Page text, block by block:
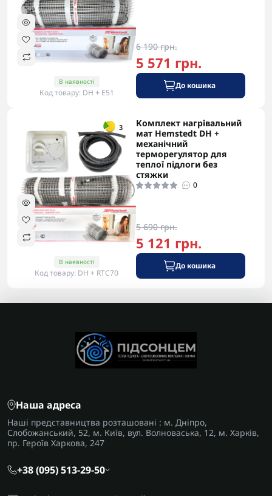
В наявності
Код товару: DH + E51
6 190 грн.
5 571 грн.
До кошика
3
-5% в корзині
В наявності
Код товару: DH + RTC70
Комплект нагрівальний
мат Hemstedt DH +
механічний
терморегулятор для
теплої підлоги без
стяжки
0
5 690 грн.
5 121 грн.
До кошика
Наша адреса
Наші представництва розташовані : м. Дніпро,
Слобожанський, 52, м. Київ, вул. Волноваська, 12, м. Харків,
пр. Героїв Харкова, 247
+38 (095) 513-29-50